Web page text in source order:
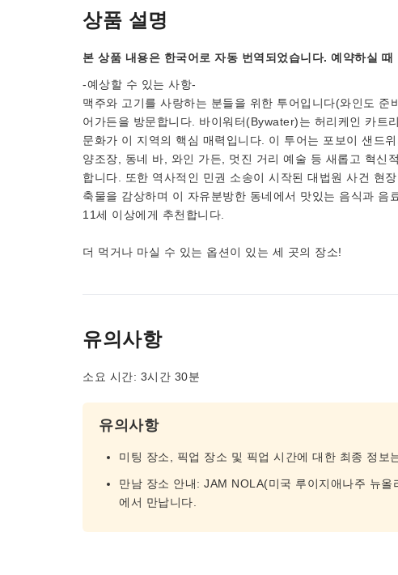
상품 설명
본 상품 내용은 한국어로 자동 번역되었습니다. 예약하실
-예상할 수 있는 사항-
맥주와 고기를 사랑하는 분들을 위한 투어입니다(와인도
어가든을 방문합니다. 바이워터(Bywater)는 허리케인 카트
문화가 이 지역의 핵심 매력입니다. 이 투어는 포보이 샌드
양조장, 동네 바, 와인 가든, 멋진 거리 예술 등 새롭고 혁신
합니다. 또한 역사적인 민권 소송이 시작된 대법원 사건 현
축물을 감상하며 이 자유분방한 동네에서 맛있는 음식과 음
11세 이상에게 추천합니다.
더 먹거나 마실 수 있는 옵션이 있는 세 곳의 장소!
유의사항
소요 시간: 3시간 30분
유의사항
미팅 장소, 픽업 장소 및 픽업 시간에 대한 최종 정보
만남 장소 안내: JAM NOLA(미국 루이지애나주 뉴
에서 만납니다.